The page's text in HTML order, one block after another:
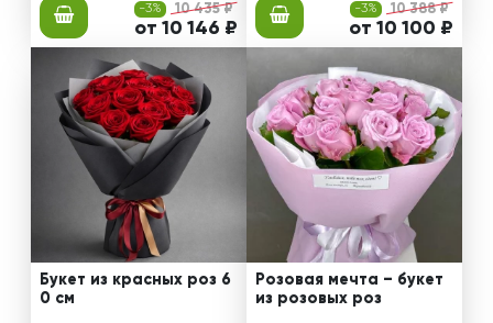
-3% 10 435 ₽
от 10 146 ₽
-3% 10 388 ₽
от 10 100 ₽
Букет из красных роз 6
0 см
Розовая мечта – букет
из розовых роз